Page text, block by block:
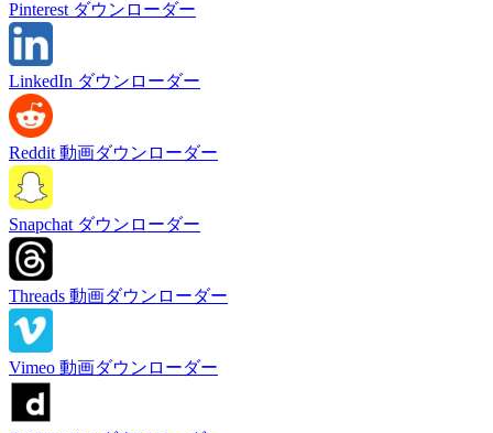
Pinterest ダウンローダー
LinkedIn ダウンローダー
Reddit 動画ダウンローダー
Snapchat ダウンローダー
Threads 動画ダウンローダー
Vimeo 動画ダウンローダー